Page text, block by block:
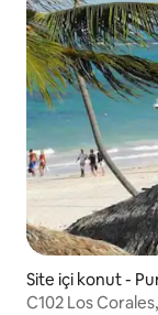
Site içi konut -
C102 Los